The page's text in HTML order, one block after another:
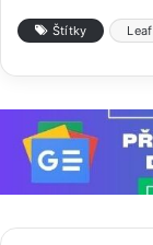
Štítky Leaf